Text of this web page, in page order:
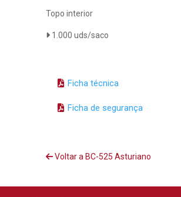
Topo interior
1.000 uds/saco
Ficha técnica
Ficha de segurança
Voltar a BC-525 Asturiano